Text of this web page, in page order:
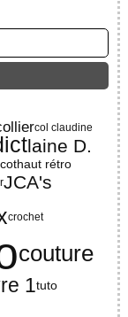
col claudine
laine D.
haut rétro
JCA's
crochet
couture
1tuto